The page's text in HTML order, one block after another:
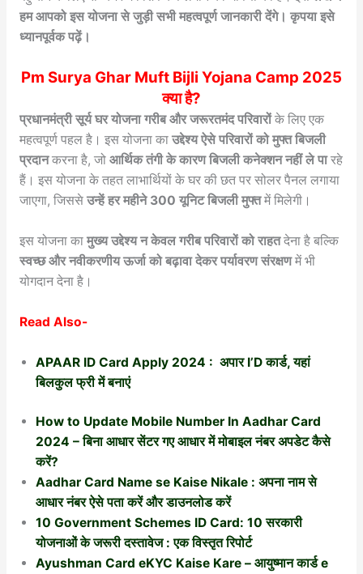
हम आपको इस योजना से जुड़ी सभी महत्वपूर्ण जानकारी देंगे। कृपया इसे
ध्यानपूर्वक पढ़ें।
Pm Surya Ghar Muft Bijli Yojana Camp 2025
क्या है?
प्रधानमंत्री सूर्य घर योजना गरीब और जरूरतमंद परिवारोंके लिए एक
महत्वपूर्ण पहल है। इस योजना का उद्देश्य ऐसे परिवारों को मुफ्त बिजली
प्रदानकरना है, जोआर्थिक तंगी के कारण बिजली कनेक्शन नहीं ले पारहे
हैं। इस योजना के तहत लाभार्थियों के घर की छत पर सोलर पैनल लगाया
जाएगा, जिससेउन्हें हर महीने 300 यूनिट बिजली मुफ्तमें मिलेगी।
इस योजना कामुख्य उद्देश्य न केवल गरीब परिवारों को राहतदेना है बल्कि
स्वच्छ और नवीकरणीय ऊर्जा को बढ़ावा देकर पर्यावरण संरक्षणमें भी
योगदान देना है।
Read Also-
APAAR ID Card Apply 2024 : अपार I’D कार्ड, यहां
बिलकुल फ्री में बनाएं
How to Update Mobile Number In Aadhar Card
2024 – बिना आधार सेंटर गए आधार में मोबाइल नंबर अपडेट कैसे
करें?
Aadhar Card Name se Kaise Nikale : अपना नाम से
आधार नंबर ऐसे पता करें और डाउनलोड करें
10 Government Schemes ID Card: 10 सरकारी
योजनाओं के जरूरी दस्तावेज : एक विस्तृत रिपोर्ट
Ayushman Card eKYC Kaise Kare – आयुष्मान कार्ड e